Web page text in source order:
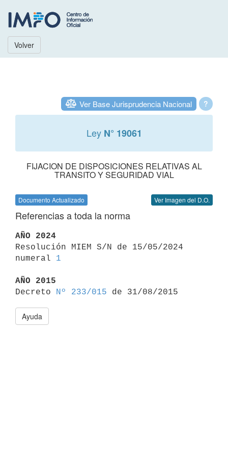
Volver
?
Ver Base Jurisprudencia Nacional
Ley N° 19061
FIJACION DE DISPOSICIONES RELATIVAS AL
TRANSITO Y SEGURIDAD VIAL
Documento Actualizado Ver Imagen del D.O.
Referencias a toda la norma
AÑO 2024
Resolución MIEM S/N de 15/05/2024
numeral 1
AÑO 2015
Decreto
Nº 233/015
Ayuda